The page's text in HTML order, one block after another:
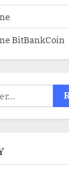
BitBankCoin